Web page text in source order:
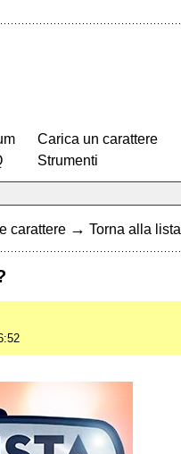
Carica un carattere
Strumenti
carattere → Torna alla lista